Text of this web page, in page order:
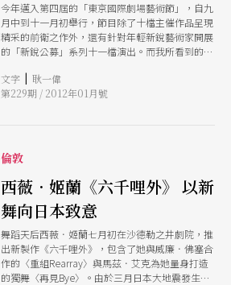
今年邁入第四屆的「東京國際劇場藝術節」，自九
月中到十一月初舉行，節目除了十檔主催作品呈現
精采的前衛之作外，還有針對年輕新銳藝術家開展
的「新銳公募」系列十一檔演出。而我所看到的幾
種影響反映在創作形式上，是對大自然的恐懼，這
些作品主要都是反映了都市或現代文明中的主體認
文字 | 耿一偉
第229期 / 2012年01月號
倫敦
西薇．姬蘭《六千哩外》 以新
舞向日本致意
舞蹈天后西薇．姬蘭七月初在沙德勒之井劇院，推
出新製作《六千哩外》，包含了她與威廉．佛塞合
作的〈重組Rearray〉與馬茲．艾克為她量身打造
的獨舞〈再見Bye〉。由於三月日本大地震發生